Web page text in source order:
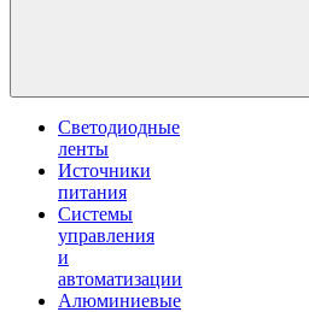
Светодиодные
ленты
Источники
питания
Системы
управления
и
автоматизации
Алюминиевые